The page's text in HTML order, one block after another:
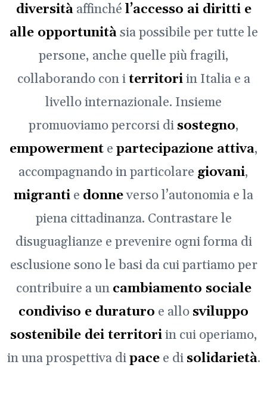
diversitàaffinché l’accesso ai diritti e
alle opportunitàsia possibile per tutte le
persone, anche quelle più fragili,
collaborando con iterritoriin Italia e a
livello internazionale. Insieme
promuoviamo percorsi di sostegno,
empowermente partecipazione attiva,
accompagnando in particolare giovani,
migranti e donneverso l’autonomia e la
piena cittadinanza. Contrastare le
disuguaglianze e prevenire ogni forma di
esclusione sono le basi da cui partiamo per
contribuire a un cambiamento sociale
condiviso e duraturo e allo sviluppo
sostenibile dei territoriin cui operiamo,
in una prospettiva dipacee di solidarietà.